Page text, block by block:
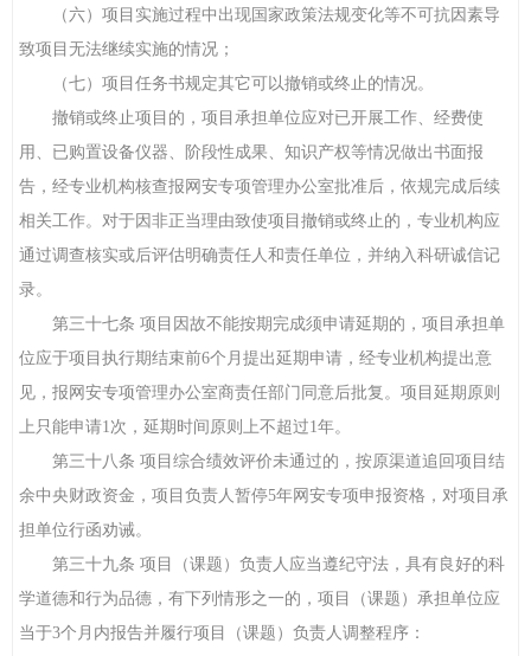
（六）项目实施过程中出现国家政策法规变化等不可抗因素导
致项目无法继续实施的情况；
（七）项目任务书规定其它可以撤销或终止的情况。
撤销或终止项目的，项目承担单位应对已开展工作、经费使
用、已购置设备仪器、阶段性成果、知识产权等情况做出书面报
告，经专业机构核查报网安专项管理办公室批准后，依规完成后续
相关工作。对于因非正当理由致使项目撤销或终止的，专业机构应
通过调查核实或后评估明确责任人和责任单位，并纳入科研诚信记
录。
第三十七条 项目因故不能按期完成须申请延期的，项目承担单
位应于项目执行期结束前6个月提出延期申请，经专业机构提出意
见，报网安专项管理办公室商责任部门同意后批复。项目延期原则
上只能申请1次，延期时间原则上不超过1年。
第三十八条 项目综合绩效评价未通过的，按原渠道追回项目结
余中央财政资金，项目负责人暂停5年网安专项申报资格，对项目承
担单位行函劝诫。
第三十九条 项目（课题）负责人应当遵纪守法，具有良好的科
学道德和行为品德，有下列情形之一的，项目（课题）承担单位应
当于3个月内报告并履行项目（课题）负责人调整程序：